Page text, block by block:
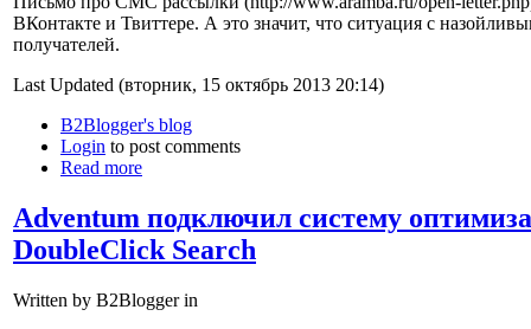
ВКонтакте и Твиттере. А это значит, что ситуация с
получателей.
Last Updated (вторник, 15 октябрь 2013 20:14)
B2Blogger's blog
Login to post comments
Read more
Adventum подключил систему
DoubleСlick Search
Written by B2Blogger in